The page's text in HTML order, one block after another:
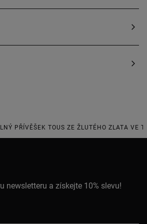
PŘÍVĚŠEK TOUS ZE ŽLUTÉHO ZLATA VE
newsletteru a získejte 10% slevu!